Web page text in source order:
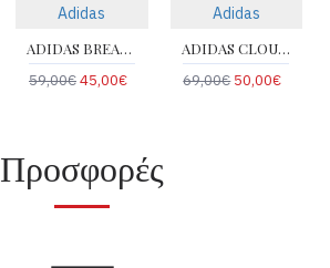
Adidas
ADIDAS BREAKBASE J JP9296
59,00€45,00€
Adidas
ADIDAS CLOUDFOAM COMFY IH6130
69,00€ 50,00€
Προσφορές